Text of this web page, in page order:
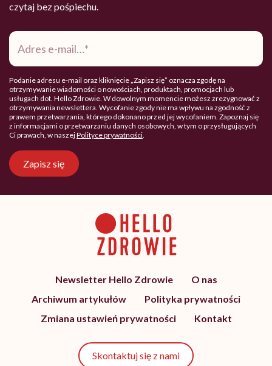
czytaj bez pośpiechu.
Adres
mail*
Podanie adresu e-mail oraz kliknięcie „Zapisz się” oznacza zgodę na
otrzymywanie wiadomości o nowościach, produktach, promocjach lub
usługach dot. Hello Zdrowie. W dowolnym momencie możesz zrezygnować z
otrzymywania newslettera. Wycofanie zgody nie ma wpływu na zgodność z
prawem przetwarzania, którego dokonano przed jej wycofaniem. Zapoznaj się
z informacjami o przetwarzaniu danych osobowych, w tym o przysługujących
Ci prawach, w naszejPolityce prywatności.
Zapisz się
Newsletter Hello Zdrowie
O nas
Archiwum artykułów
Polityka prywatności
Zmiana ustawień prywatności
Kontakt
Skontaktuj się z nami